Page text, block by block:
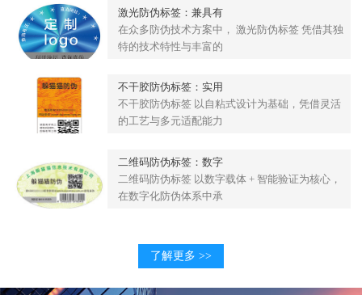
激光防伪标签：兼具有
在众多防伪技术方案中， 激光防伪标签 凭借其独
特的技术特性与丰富的
不干胶防伪标签：实用
不干胶防伪标签 以自粘式设计为基础，凭借灵活
的工艺与多元适配能力
二维码防伪标签：数字
二维码防伪标签 以数字载体 + 智能验证为核心，
在数字化防伪体系中承
了解更多 >>